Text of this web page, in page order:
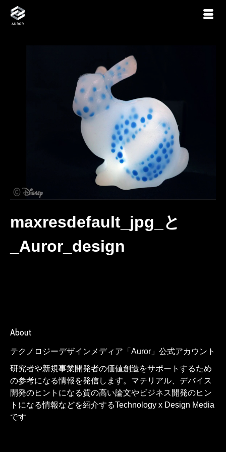
maxresdefault_jpg_と
_Auror_design
About
テクノロジーデザインメディア「Auror」公式アカウント
研究者や新規事業開発者の価値創造をサポートするため
の参考になる情報を発信します。マテリアル、デバイス
開発のヒントになる質の高い論文やビジネス開発のヒン
トになる情報などを紹介するTechnology x Design Media
です